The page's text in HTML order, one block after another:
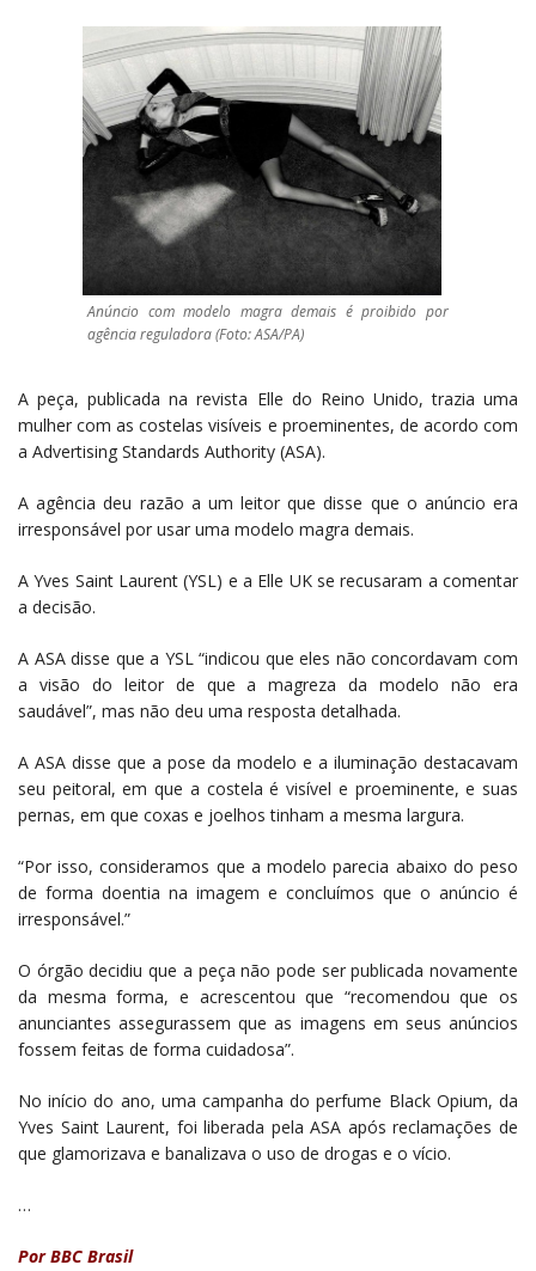
Anúncio com modelo magra demais é proibido por
agência reguladora (Foto: ASA/PA)
A peça, publicada na revista Elle do Reino Unido, trazia uma
mulher com as costelas visíveis e proeminentes, de acordo com
a Advertising Standards Authority (ASA).
A agência deu razão a um leitor que disse que o anúncio era
irresponsável por usar uma modelo magra demais.
A Yves Saint Laurent (YSL) e a Elle UK se recusaram a comentar
a decisão.
A ASA disse que a YSL “indicou que eles não concordavam com
a visão do leitor de que a magreza da modelo não era
saudável”, mas não deu uma resposta detalhada.
A ASA disse que a pose da modelo e a iluminação destacavam
seu peitoral, em que a costela é visível e proeminente, e suas
pernas, em que coxas e joelhos tinham a mesma largura.
“Por isso, consideramos que a modelo parecia abaixo do peso
de forma doentia na imagem e concluímos que o anúncio é
irresponsável.”
O órgão decidiu que a peça não pode ser publicada novamente
da mesma forma, e acrescentou que “recomendou que os
anunciantes assegurassem que as imagens em seus anúncios
fossem feitas de forma cuidadosa”.
No início do ano, uma campanha do perfume Black Opium, da
Yves Saint Laurent, foi liberada pela ASA após reclamações de
que glamorizava e banalizava o uso de drogas e o vício.
…
Por BBC Brasil